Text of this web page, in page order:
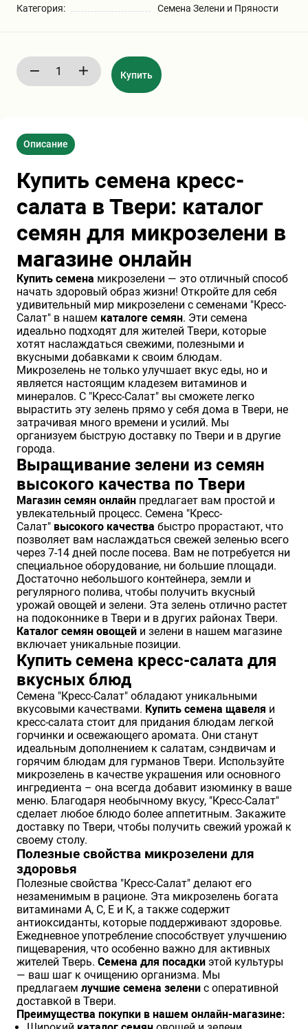
Шарафуга
Бирючина
Плющ
Кустарники
ПАМПАСНАЯ ТРАВА
(КОРТАДЕРИЯ)
Кизильник саженец
Олеандр саженцы
Экзотические растения
Декоративные саженцы
Хвойные саженцы
Клематис
Глициния
Гвоздика саженцы
Хризантемы саженцы
Зелень и пряные травы
Категория: Семена Зелени и Пряности
Купить
Описание
Купить семена кресс-
салата в Твери: каталог
семян для микрозелени в
магазине онлайн
Купить семена микрозелени — это отличный способ
начать здоровый образ жизни! Откройте для себя
удивительный мир микрозелени с семенами "Кресс-
Салат" в нашем каталоге семян. Эти семена
идеально подходят для жителей Твери, которые
хотят наслаждаться свежими, полезными и
вкусными добавками к своим блюдам.
Микрозелень не только улучшает вкус еды, но и
является настоящим кладезем витаминов и
минералов. С "Кресс-Салат" вы сможете легко
вырастить эту зелень прямо у себя дома в Твери, не
затрачивая много времени и усилий. Мы
организуем быструю доставку по Твери и в другие
города.
Выращивание зелени из семян
высокого качества по Твери
Магазин семян онлайн предлагает вам простой и
увлекательный процесс. Семена "Кресс-
Салат" высокого качества быстро прорастают, что
позволяет вам наслаждаться свежей зеленью всего
через 7-14 дней после посева. Вам не потребуется ни
специальное оборудование, ни большие площади.
Достаточно небольшого контейнера, земли и
регулярного полива, чтобы получить вкусный
урожай овощей и зелени. Эта зелень отлично растет
на подоконнике в Твери и в других районах Твери.
Каталог семян овощей и зелени в нашем магазине
включает уникальные позиции.
Купить семена кресс-салата для
вкусных блюд
Семена "Кресс-Салат" обладают уникальными
вкусовыми качествами. Купить семена щавеля и
кресс-салата стоит для придания блюдам легкой
горчинки и освежающего аромата. Они станут
идеальным дополнением к салатам, сэндвичам и
горячим блюдам для гурманов Твери. Используйте
микрозелень в качестве украшения или основного
ингредиента – она всегда добавит изюминку в ваше
меню. Благодаря необычному вкусу, "Кресс-Салат"
сделает любое блюдо более аппетитным. Закажите
доставку по Твери, чтобы получить свежий урожай к
своему столу.
Полезные свойства микрозелени для
здоровья
Полезные свойства "Кресс-Салат" делают его
незаменимым в рационе. Эта микрозелень богата
витаминами A, C, E и K, а также содержит
антиоксиданты, которые поддерживают здоровье.
Ежедневное употребление способствует улучшению
пищеварения, что особенно важно для активных
жителей Тверь. Семена для посадки этой культуры
— ваш шаг к очищению организма. Мы
предлагаем лучшие семена зелени с оперативной
доставкой в Твери.
Преимущества покупки в нашем онлайн-магазине: